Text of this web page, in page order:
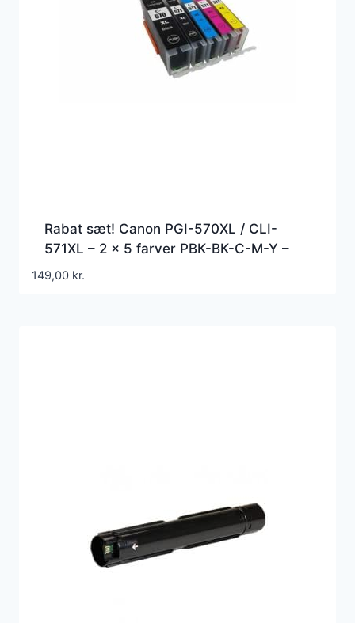
Rabat sæt! Canon PGI-570XL / CLI-
571XL – 2 x 5 farver PBK-BK-C-M-Y –
Kompatibel – PGI-570XL – 152 ml
149,00 kr.